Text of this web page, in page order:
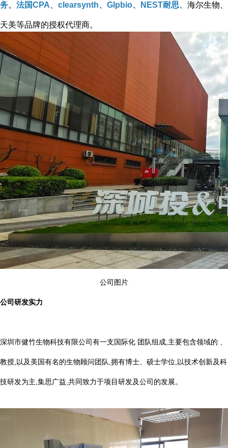
务。 法国CPA clearsynth、Glpbio、NEST耐思、 海尔生物、
天美等品牌的授权代理商。
公司图片
公司研发实力
深圳市健竹生物科技有限公司有一支国际化 团队组成,主要包含领域的 、
教授,以及美国有名的生物顾问团队,拥有博士、硕士学位,以技术创新及科
技研发为主,集思广益,共同致力于项目研发及公司的发展。